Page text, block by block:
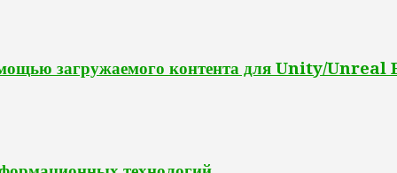
загружаемого контента для Unity/